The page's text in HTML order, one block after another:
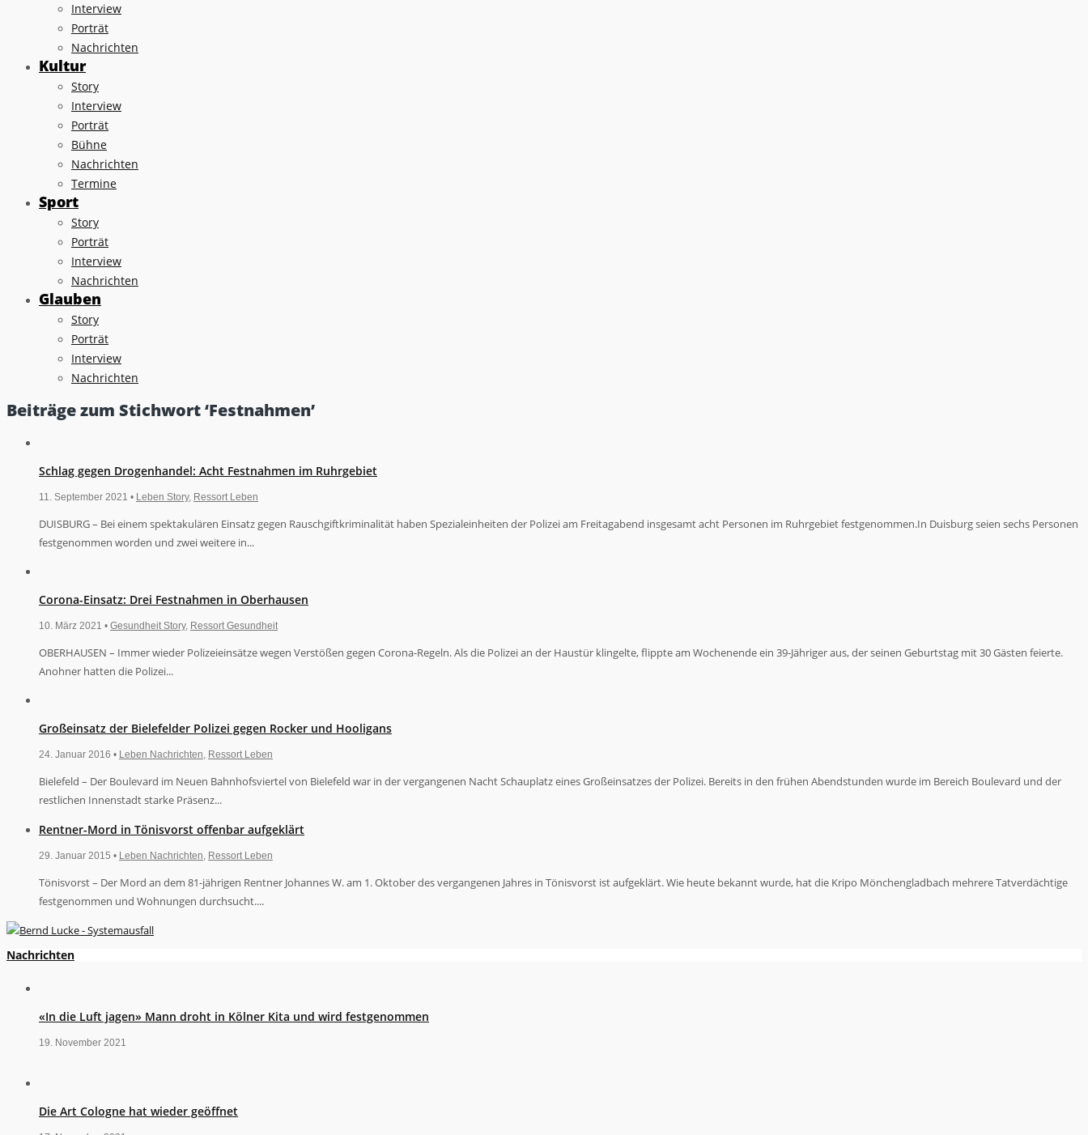
Interview
Porträt
Nachrichten
Kultur
Story
Interview
Porträt
Bühne
Nachrichten
Termine
Sport
Story
Porträt
Interview
Nachrichten
Glauben
Story
Porträt
Interview
Nachrichten
Beiträge zum Stichwort ‘Festnahmen’
Schlag gegen Drogenhandel: Acht Festnahmen im Ruhrgebiet
11. September 2021 • Leben Story, Ressort Leben
DUISBURG – Bei einem spektakulären Einsatz gegen Rauschgiftkriminalität haben Spezialeinheiten der Polizei am Freitagabend insgesamt acht Personen im Ruhrgebiet festgenommen.In Duisburg seien sechs Personen
festgenommen worden und zwei weitere in...
Corona-Einsatz: Drei Festnahmen in Oberhausen
10. März 2021 • Gesundheit Story, Ressort Gesundheit
OBERHAUSEN – Immer wieder Polizeieinsätze wegen Verstößen gegen Corona-Regeln. Als die Polizei an der Haustür klingelte, flippte am Wochenende ein 39-Jähriger aus, der seinen Geburtstag mit 30 Gästen feierte.
Anohner hatten die Polizei...
Großeinsatz der Bielefelder Polizei gegen Rocker und Hooligans
24. Januar 2016 • Leben Nachrichten Ressort Leben
Bielefeld – Der Boulevard im Neuen Bahnhofsviertel von Bielefeld war in der vergangenen Nacht Schauplatz eines Großeinsatzes der Polizei. Bereits in den frühen Abendstunden wurde im Bereich Boulevard und der
restlichen Innenstadt starke Präsenz...
Rentner-Mord in Tönisvorst offenbar aufgeklärt
29. Januar 2015 • Leben Nachrichten Ressort Leben
Tönisvorst – Der Mord an dem 81-jährigen Rentner Johannes W. am 1. Oktober des vergangenen Jahres in Tönisvorst ist aufgeklärt. Wie heute bekannt wurde, hat die Kripo Mönchengladbach mehrere Tatverdächtige
festgenommen und Wohnungen durchsucht....
Nachrichten
«In die Luft jagen» Mann droht in Kölner Kita und wird festgenommen
19. November 2021
Die Art Cologne hat wieder geöffnet